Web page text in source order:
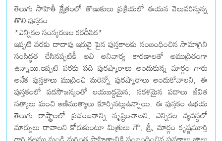
తెలుగు సాహితీ క్షేత్రంలో తొణుకులు ప్రక్రియలో ఈయన వెలువరిస్తున్న
తొలి పుస్తకం
*ఎన్నికల సంస్కరణల కరదీపిక*
ఇప్పటి వరకు దాదాపు ఇరువై పైన పుస్తకాలకు సంబంధించిన సామాగ్రిని
సంసిద్ధత చేసినప్పటికీ అవి అనివార్య కారణాలతో అముద్రితంగా
ఉన్నాయి.ఇప్పటి వరకు పది పురష్కారాలు అందుకున్న మార్గం గారు
అనేక పుస్తకాలు ముద్రించి మరెన్నో పురష్కారాలు అందుకోవాలని, ఈ
పుస్తకంలో పదసౌజన్యంతో లయబద్దమైన, సరళమైన పదాలు జీవిత
సత్యాలు మంచి ఆణిముత్యాలు కూర్చినట్లుఉన్నాయి. ఈ పుస్తకం ఉభయ
తెలుగు రాష్ట్రాలలో ప్రభంజనాన్ని సృష్టించాలని, ఎన్నికల వ్యవస్థలో
మార్పులు రావాలని కోరుకుంటూ మిత్రులు గౌ, శ్రీ, మార్గం కృష్ణమూర్తి